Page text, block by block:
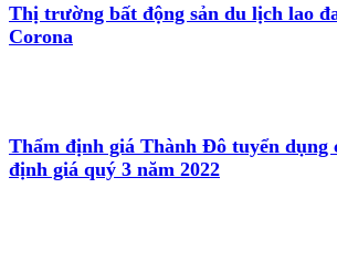
Thị trường bất động sản du lịch lao
Corona
Thẩm định giá Thành Đô tuyển dụng
định giá quý 3 năm 2022